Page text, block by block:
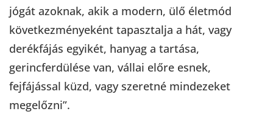
jógát azoknak, akik a modern, ülő életmód
következményeként tapasztalja a hát, vagy
derékfájás egyikét, hanyag a tartása,
gerincferdülése van, vállai előre esnek,
fejfájással küzd, vagy szeretné mindezeket
megelőzni”.